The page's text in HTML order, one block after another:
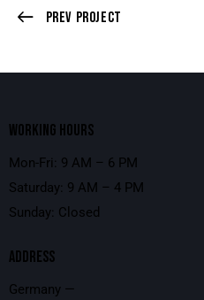
Prev Project
WORKING HOURS
Mon-Fri: 9 AM – 6 PM
Saturday: 9 AM – 4 PM
Sunday: Closed
ADDRESS
Germany —